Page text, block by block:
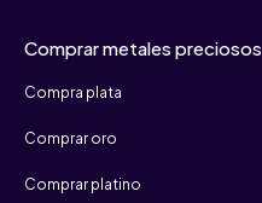
Comprar metales preciosos
Compra plata
Comprar oro
Comprar platino